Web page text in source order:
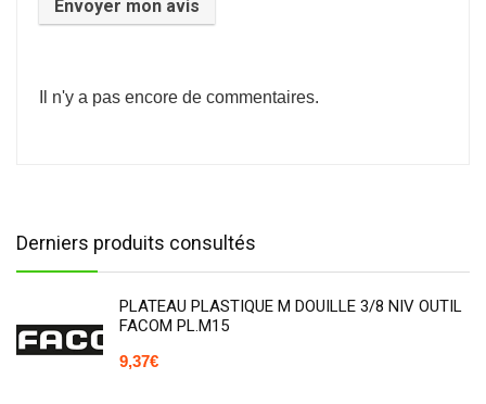
Il n'y a pas encore de commentaires.
Derniers produits consultés
PLATEAU PLASTIQUE M DOUILLE 3/8 NIV OUTIL
FACOM PL.M15
9,37€